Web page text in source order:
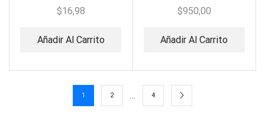
Cámara de Humo
$16,98
Añadir Al Carrito
Chispa
$950,00
Añadir Al Carrito
1 2 4